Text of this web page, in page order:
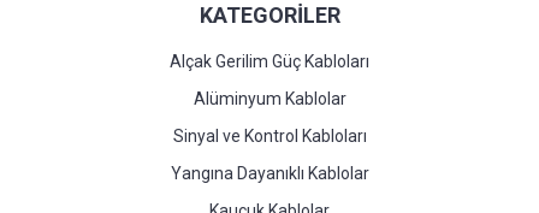
KATEGORİLER
Alçak Gerilim Güç Kabloları
Alüminyum Kablolar
Sinyal ve Kontrol Kabloları
Yangına Dayanıklı Kablolar